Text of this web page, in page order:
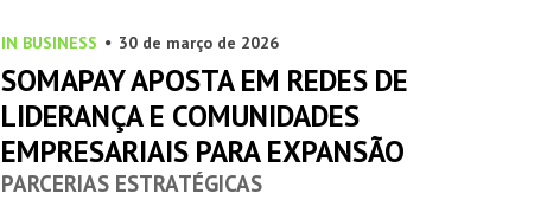
IN BUSINESS 30 de março de 2026
SOMAPAY APOSTA EM REDES DE
LIDERANÇA E COMUNIDADES
EMPRESARIAIS PARA EXPANSÃO
PARCERIAS ESTRATÉGICAS